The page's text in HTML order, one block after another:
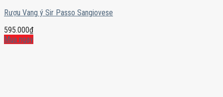
Rượu Vang ý Sir Passo Sangiovese
595.000₫
Mua ngay